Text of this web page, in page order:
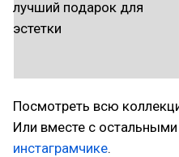
Посмотреть всю
Или вместе с
инстаграмчике.